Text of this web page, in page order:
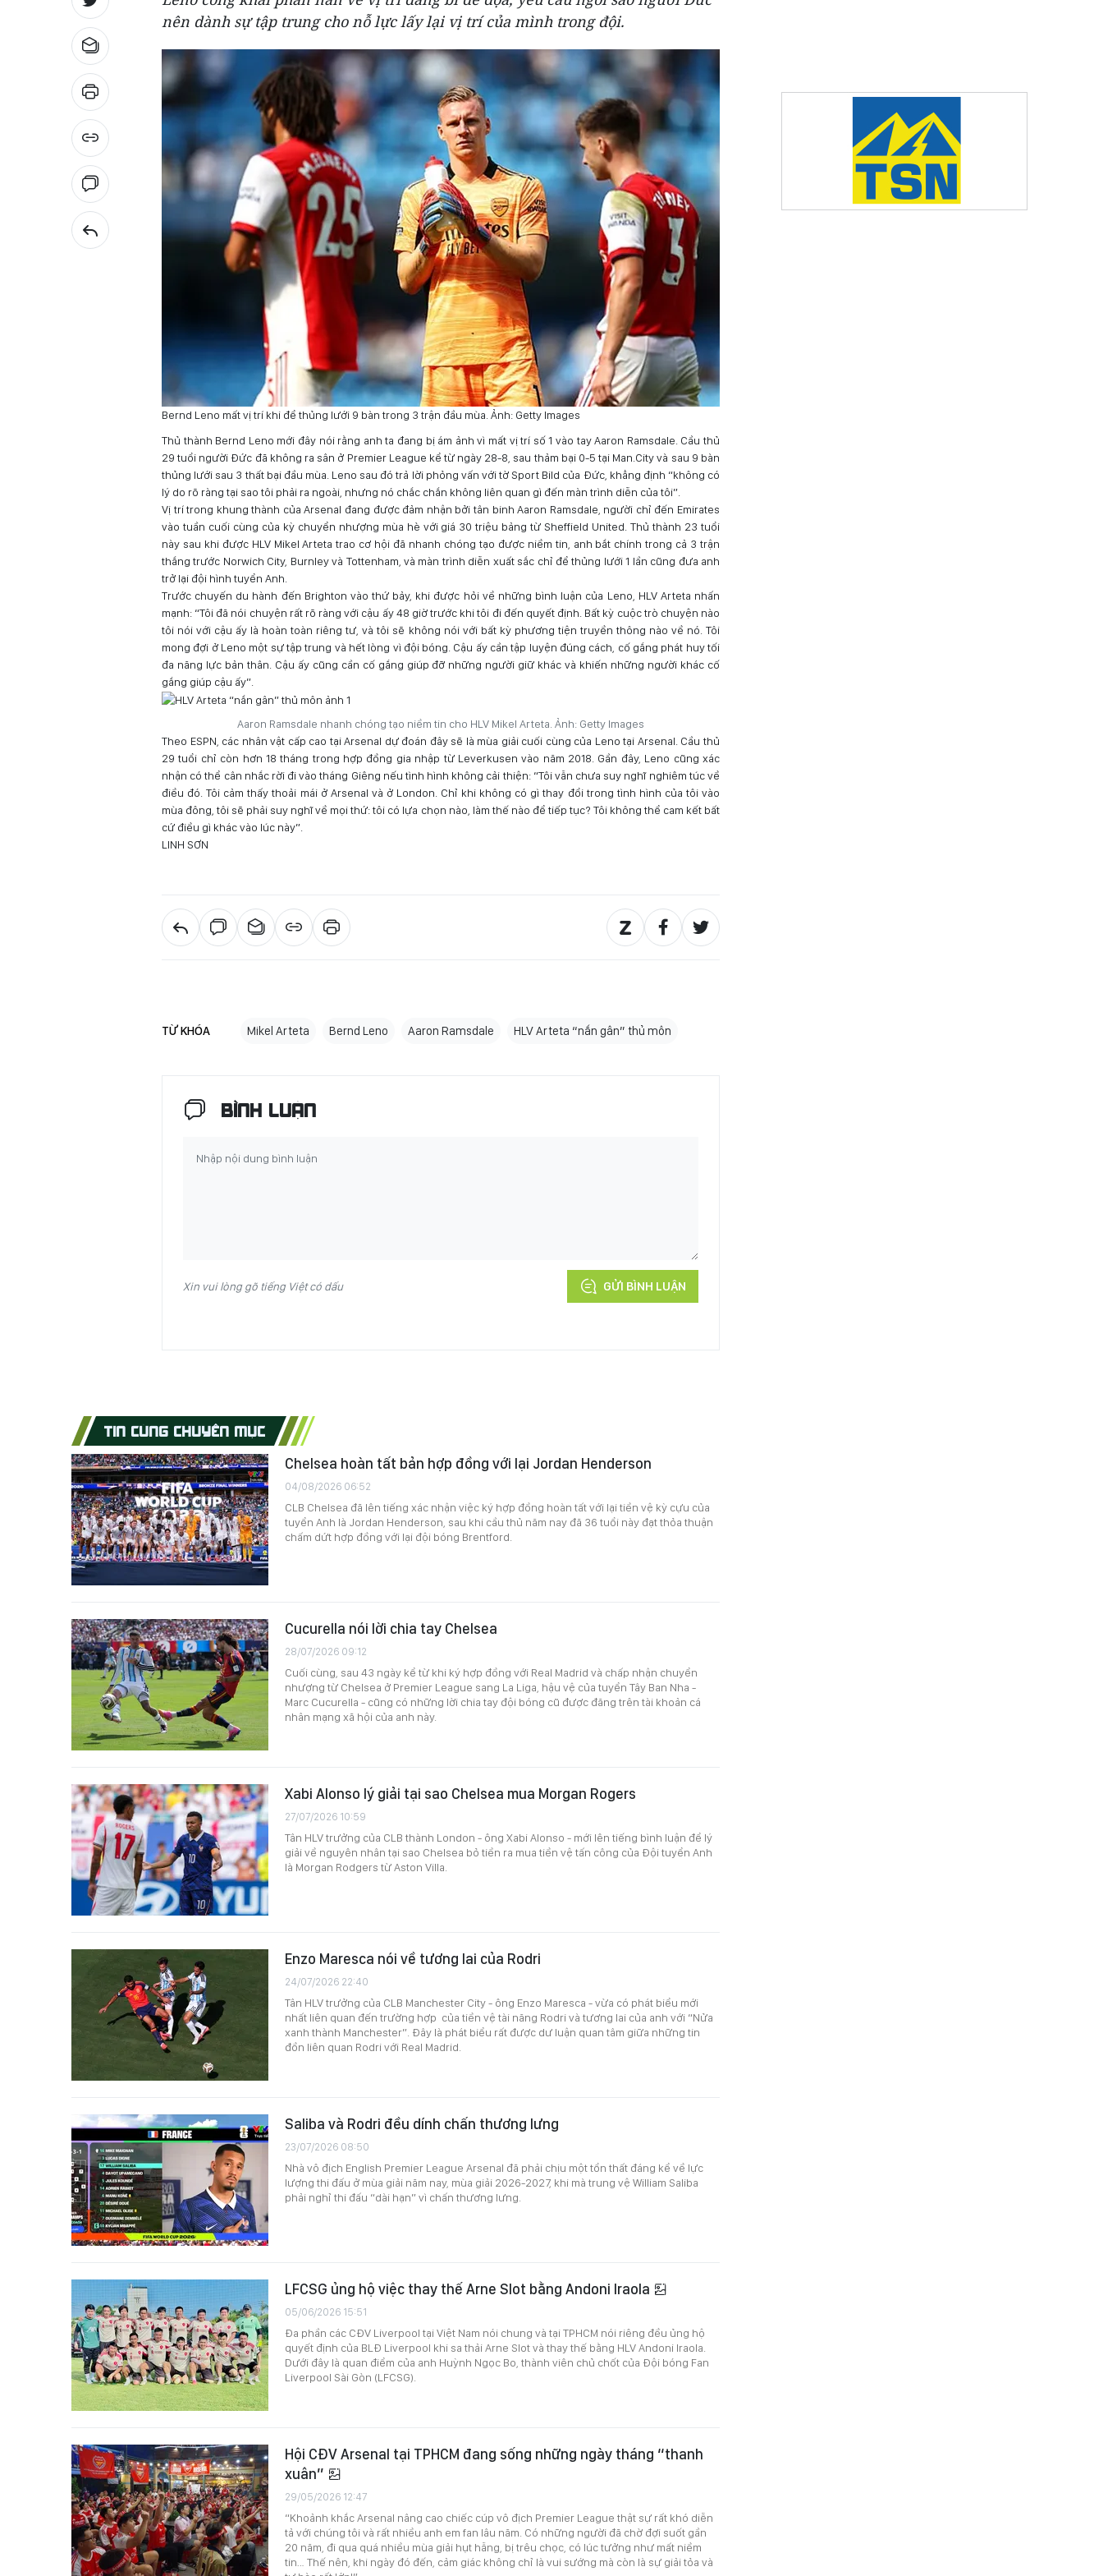
nên dành sự tập trung cho nỗ lực lấy lại vị trí của mình trong đội.
Bernd Leno mất vị trí khi để thủng lưới 9 bàn trong 3 trận đầu mùa. Ảnh: Getty Images
Thủ thành Bernd Leno mới đây nói rằng anh ta đang bị ám ảnh vì mất vị trí số 1 vào tay Aaron Ramsdale. Cầu thủ
29 tuổi người Đức đã không ra sân ở Premier League kể từ ngày 28-8, sau thảm bại 0-5 tại Man.City và sau 9 bàn
thủng lưới sau 3 thất bại đầu mùa. Leno sau đó trả lời phỏng vấn với tờ Sport Bild của Đức, khẳng định “không có
lý do rõ ràng tại sao tôi phải ra ngoài, nhưng nó chắc chắn không liên quan gì đến màn trình diễn của tôi”.
Vị trí trong khung thành của Arsenal đang được đảm nhận bởi tân binh Aaron Ramsdale, người chỉ đến Emirates
vào tuần cuối cùng của kỳ chuyển nhượng mùa hè với giá 30 triệu bảng từ Sheffield United. Thủ thành 23 tuổi
này sau khi được HLV Mikel Arteta trao cơ hội đã nhanh chóng tạo được niềm tin, anh bắt chính trong cả 3 trận
thắng trước Norwich City, Burnley và Tottenham, và màn trình diễn xuất sắc chỉ để thủng lưới 1 lần cũng đưa anh
trở lại đội hình tuyển Anh.
Trước chuyến du hành đến Brighton vào thứ bảy, khi được hỏi về những bình luận của Leno, HLV Arteta nhấn
mạnh: “Tôi đã nói chuyện rất rõ ràng với cậu ấy 48 giờ trước khi tôi đi đến quyết định. Bất kỳ cuộc trò chuyện nào
tôi nói với cậu ấy là hoàn toàn riêng tư, và tôi sẽ không nói với bất kỳ phương tiện truyền thông nào về nó. Tôi
mong đợi ở Leno một sự tập trung và hết lòng vì đội bóng. Cậu ấy cần tập luyện đúng cách, cố gắng phát huy tối
đa năng lực bản thân. Cậu ấy cũng cần cố gắng giúp đỡ những người giữ khác và khiến những người khác cố
gắng giúp cậu ấy”.
Aaron Ramsdale nhanh chóng tạo niềm tin cho HLV Mikel Arteta. Ảnh: Getty Images
Theo ESPN, các nhân vật cấp cao tại Arsenal dự đoán đây sẽ là mùa giải cuối cùng của Leno tại Arsenal. Cầu thủ
29 tuổi chỉ còn hơn 18 tháng trong hợp đồng gia nhập từ Leverkusen vào năm 2018. Gần đây, Leno cũng xác
nhận có thể cân nhắc rời đi vào tháng Giêng nếu tình hình không cải thiện: “Tôi vẫn chưa suy nghĩ nghiêm túc về
điều đó. Tôi cảm thấy thoải mái ở Arsenal và ở London. Chỉ khi không có gì thay đổi trong tình hình của tôi vào
mùa đông, tôi sẽ phải suy nghĩ về mọi thứ: tôi có lựa chọn nào, làm thế nào để tiếp tục? Tôi không thể cam kết bất
cứ điều gì khác vào lúc này”.
LINH SƠN
TỪ KHÓA Mikel Arteta Bernd Leno Aaron Ramsdale HLV Arteta “nắn gân” thủ môn
BÌNH LUẬN
Xin vui lòng gõ tiếng Việt có dấu GỬI BÌNH LUẬN
TIN CÙNG CHUYÊN MỤC
Chelsea hoàn tất bản hợp đồng với lại Jordan Henderson
04/08/2026 06:52
CLB Chelsea đã lên tiếng xác nhận việc ký hợp đồng hoàn tất với lại tiền vệ kỳ cựu của
tuyển Anh là Jordan Henderson, sau khi cầu thủ năm nay đã 36 tuổi này đạt thỏa thuận
chấm dứt hợp đồng với lại đội bóng Brentford.
Cucurella nói lời chia tay Chelsea
28/07/2026 09:12
Cuối cùng, sau 43 ngày kể từ khi ký hợp đồng với Real Madrid và chấp nhận chuyển
nhượng từ Chelsea ở Premier League sang La Liga, hậu vệ của tuyển Tây Ban Nha -
Marc Cucurella - cũng có những lời chia tay đội bóng cũ được đăng trên tài khoản cá
nhân mạng xã hội của anh này.
Xabi Alonso lý giải tại sao Chelsea mua Morgan Rogers
27/07/2026 10:59
Tân HLV trưởng của CLB thành London - ông Xabi Alonso - mới lên tiếng bình luận để lý
giải về nguyên nhân tại sao Chelsea bỏ tiền ra mua tiền vệ tấn công của Đội tuyển Anh
là Morgan Rodgers từ Aston Villa.
Enzo Maresca nói về tương lai của Rodri
24/07/2026 22:40
Tân HLV trưởng của CLB Manchester City - ông Enzo Maresca - vừa có phát biểu mới
nhất liên quan đến trường hợp của tiền vệ tài năng Rodri và tương lai của anh với “Nửa
xanh thành Manchester”. Đây là phát biểu rất được dư luận quan tâm giữa những tin
đồn liên quan Rodri với Real Madrid.
Saliba và Rodri đều dính chấn thương lưng
23/07/2026 08:50
Nhà vô địch English Premier League Arsenal đã phải chịu một tổn thất đáng kể về lực
lượng thi đấu ở mùa giải năm nay, mùa giải 2026-2027, khi mà trung vệ William Saliba
phải nghỉ thi đấu “dài hạn” vì chấn thương lưng.
LFCSG ủng hộ việc thay thế Arne Slot bằng Andoni Iraola
05/06/2026 15:51
Đa phần các CĐV Liverpool tại Việt Nam nói chung và tại TPHCM nói riêng đều ủng hộ
quyết định của BLĐ Liverpool khi sa thải Arne Slot và thay thế bằng HLV Andoni Iraola.
Dưới đây là quan điểm của anh Huỳnh Ngọc Bo, thành viên chủ chốt của Đội bóng Fan
Liverpool Sài Gòn (LFCSG).
Hội CĐV Arsenal tại TPHCM đang sống những ngày tháng “thanh
xuân”
29/05/2026 12:47
“Khoảnh khắc Arsenal nâng cao chiếc cúp vô địch Premier League thật sự rất khó diễn
tả với chúng tôi và rất nhiều anh em fan lâu năm. Có những người đã chờ đợi suốt gần
20 năm, đi qua quá nhiều mùa giải hụt hẫng, bị trêu chọc, có lúc tưởng như mất niềm
tin… Thế nên, khi ngày đó đến, cảm giác không chỉ là vui sướng mà còn là sự giải tỏa và